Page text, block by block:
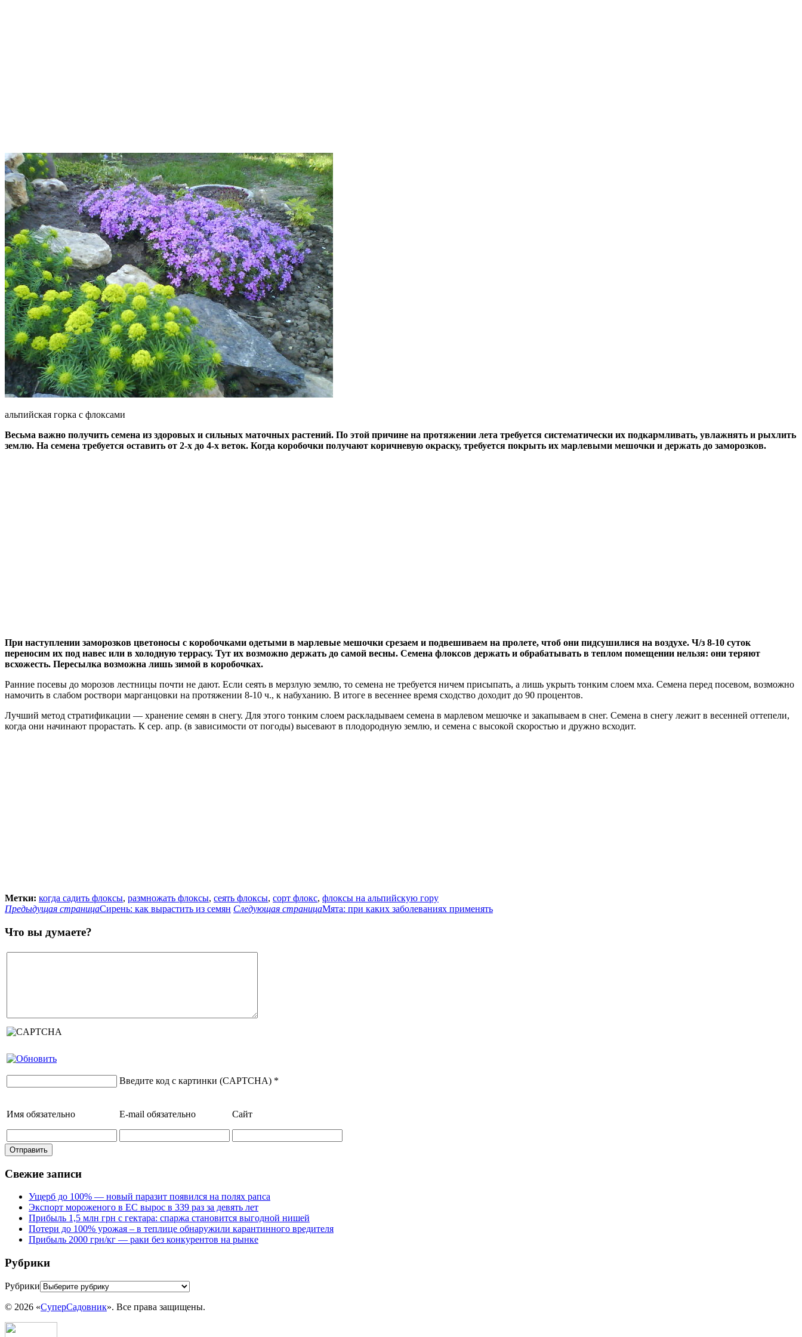
альпийская горка с флоксами
Весьма важно получить семена из здоровых и сильных маточных растений. По этой причине на протяжении лета требуется систематически их подкармливать, увлажнять и рыхлить
землю. На семена требуется оставить от 2-х до 4-х веток. Когда коробочки получают коричневую окраску, требуется покрыть их марлевыми мешочки и держать до заморозков.
При наступлении заморозков цветоносы с коробочками одетыми в марлевые мешочки срезаем и подвешиваем на пролете, чтоб они пидсушилися на воздухе. Ч/з 8-10 суток
переносим их под навес или в холодную террасу. Тут их возможно держать до самой весны. Семена флоксов держать и обрабатывать в теплом помещении нельзя: они теряют
всхожесть. Пересылка возможна лишь зимой в коробочках.
Ранние посевы до морозов лестницы почти не дают. Если сеять в мерзлую землю, то семена не требуется ничем присыпать, а лишь укрыть тонким слоем мха. Семена перед посевом, возможно
намочить в слабом роствори марганцовки на протяжении 8-10 ч., к набуханию. В итоге в весеннее время сходство доходит до 90 процентов.
Лучший метод стратификации — хранение семян в снегу. Для этого тонким слоем раскладываем семена в марлевом мешочке и закапываем в снег. Семена в снегу лежит в весенней оттепели,
когда они начинают прорастать. К сер. апр. (в зависимости от погоды) высевают в плодородную землю, и семена с высокой скоростью и дружно всходит.
Метки: когда садить флоксы, размножать флоксы, сеять флоксы, сорт флокс, флоксы на альпийскую гору
Предыдущая страницаСирень: как вырастить из семян Следующая страницаМята: при каких заболеваниях применять
Что вы думаете?
Введите код с картинки (CAPTCHA) *
Имя обязательно E-mail обязательно Сайт
Свежие записи
Ущерб до 100% — новый паразит появился на полях рапса
Экспорт мороженого в ЕС вырос в 339 раз за девять лет
Прибыль 1,5 млн грн с гектара: спаржа становится выгодной нишей
Потери до 100% урожая – в теплице обнаружили карантинного вредителя
Прибыль 2000 грн/кг — раки без конкурентов на рынке
Рубрики
Рубрики
© 2026 «СуперСадовник». Все права защищены.